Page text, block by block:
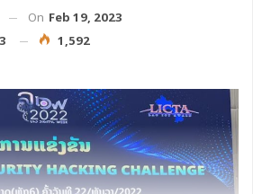
On Feb 19, 2023
1,592